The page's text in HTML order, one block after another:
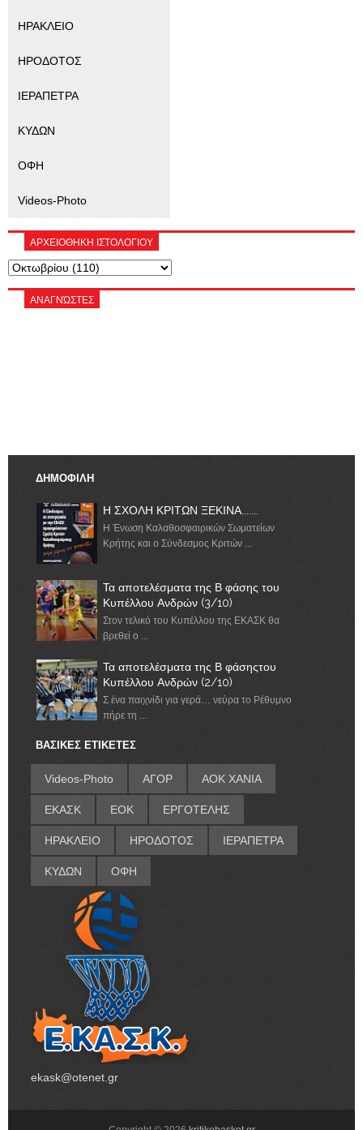
ΗΡΑΚΛΕΙΟ
ΗΡΟΔΟΤΟΣ
ΙΕΡΑΠΕΤΡΑ
ΚΥΔΩΝ
ΟΦΗ
Videos-Photo
ΑΡΧΕΙΟΘΗΚΗ ΙΣΤΟΛΟΓΙΟΥ
ΑΝΑΓΝΏΣΤΕΣ
ΔΗΜΟΦΙΛΗ
Η ΣΧΟΛΗ ΚΡΙΤΩΝ ΞΕΚΙΝΑ.......
Η Ένωση Καλαθοσφαιρικών Σωματείων
Κρήτης και ο Σύνδεσμος Κριτών ...
Τα αποτελέσματα της Β φάσης του
Κυπέλλου Ανδρών (3/10)
Στον τελικό του Κυπέλλου της ΕΚΑΣΚ θα
βρεθεί ο ...
Τα αποτελέσματα της Β φάσηςτου
Κυπέλλου Ανδρών (2/10)
Σ ένα παιχνίδι για γερά… νεύρα το Ρέθυμνο
πήρε τη ...
ΒΑΣΙΚΕΣ ΕΤΙΚΕΤΕΣ
Videos-Photo ΑΓΟΡ ΑΟΚ ΧΑΝΙΑ
ΕΚΑΣΚ ΕΟΚ ΕΡΓΟΤΕΛΗΣ
ΗΡΑΚΛΕΙΟ ΗΡΟΔΟΤΟΣ ΙΕΡΑΠΕΤΡΑ
ΚΥΔΩΝ ΟΦΗ
ekask@otenet.gr